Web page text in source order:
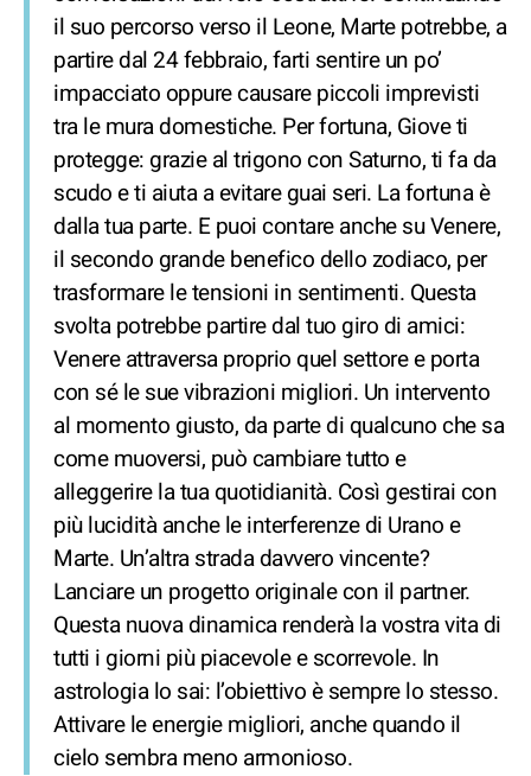
il suo percorso verso il Leone, Marte potrebbe, a
partire dal 24 febbraio, farti sentire un po’
impacciato oppure causare piccoli imprevisti
tra le mura domestiche. Per fortuna, Giove ti
protegge: grazie al trigono con Saturno, ti fa da
scudo e ti aiuta a evitare guai seri. La fortuna è
dalla tua parte. E puoi contare anche su Venere,
il secondo grande benefico dello zodiaco, per
trasformare le tensioni in sentimenti. Questa
svolta potrebbe partire dal tuo giro di amici:
Venere attraversa proprio quel settore e porta
con sé le sue vibrazioni migliori. Un intervento
al momento giusto, da parte di qualcuno che sa
come muoversi, può cambiare tutto e
alleggerire la tua quotidianità. Così gestirai con
più lucidità anche le interferenze di Urano e
Marte. Un’altra strada davvero vincente?
Lanciare un progetto originale con il partner.
Questa nuova dinamica renderà la vostra vita di
tutti i giorni più piacevole e scorrevole. In
astrologia lo sai: l’obiettivo è sempre lo stesso.
Attivare le energie migliori, anche quando il
cielo sembra meno armonioso.